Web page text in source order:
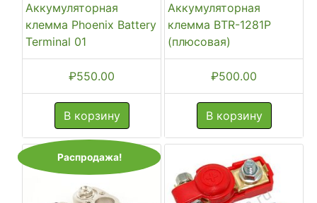
Аккумуляторная
клемма Phoenix Battery
Terminal 01
₽550.00
В корзину
Аккумуляторная
клемма BTR-1281P
(плюсовая)
₽500.00
В корзину
Распродажа!